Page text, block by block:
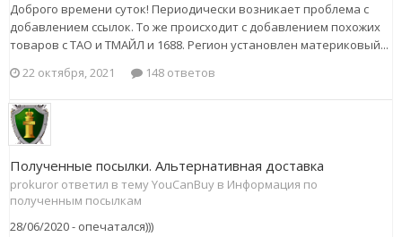
Доброго времени суток! Периодически возникает проблема с
добавлением ссылок. То же происходит с добавлением похожих
товаров с ТАО и ТМАЙЛ и 1688. Регион установлен материковый...
22 октября, 2021
148 ответов
Полученные посылки. Альтернативная доставка
prokuror ответил в тему YouCanBuy в Информация по
полученным посылкам
28/06/2020 - опечатался)))